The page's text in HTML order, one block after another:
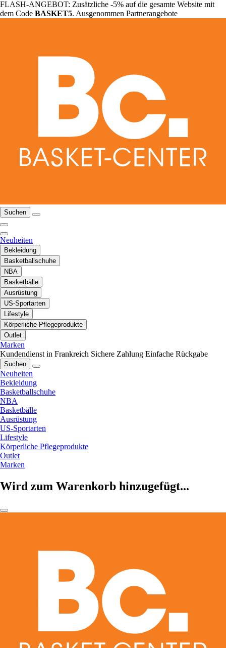
FLASH-ANGEBOT: Zusätzliche -5% auf die gesamte Website mit
dem Code BASKET5. Ausgenommen Partnerangebote
Suchen
Neuheiten
Bekleidung
Basketballschuhe
NBA
Basketbälle
Ausrüstung
US-Sportarten
Lifestyle
Körperliche Pflegeprodukte
Outlet
Marken
Kundendienst in Frankreich Sichere Zahlung Einfache Rückgabe
Suchen
Neuheiten
Bekleidung
Basketballschuhe
NBA
Basketbälle
Ausrüstung
US-Sportarten
Lifestyle
Körperliche Pflegeprodukte
Outlet
Marken
Wird zum Warenkorb hinzugefügt...